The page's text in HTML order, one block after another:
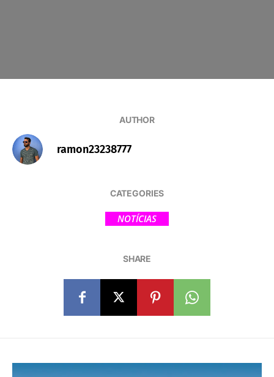
AUTHOR
ramon23238777
CATEGORIES
NOTÍCIAS
SHARE